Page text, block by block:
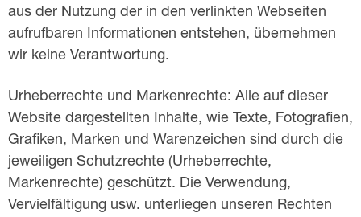
aus der Nutzung der in den verlinkten Webseiten
aufrufbaren Informationen entstehen, übernehmen
wir keine Verantwortung.
Urheberrechte und Markenrechte: Alle auf dieser
Website dargestellten Inhalte, wie Texte, Fotografien,
Grafiken, Marken und Warenzeichen sind durch die
jeweiligen Schutzrechte (Urheberrechte,
Markenrechte) geschützt. Die Verwendung,
Vervielfältigung usw. unterliegen unseren Rechten